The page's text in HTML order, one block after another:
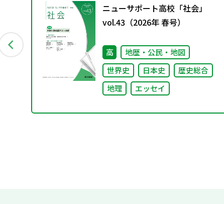
ニューサポート高校「社会」
vol.43（2026年 春号）
高
地歴・公民・地図
世界史
日本史
歴史総合
地理
エッセイ